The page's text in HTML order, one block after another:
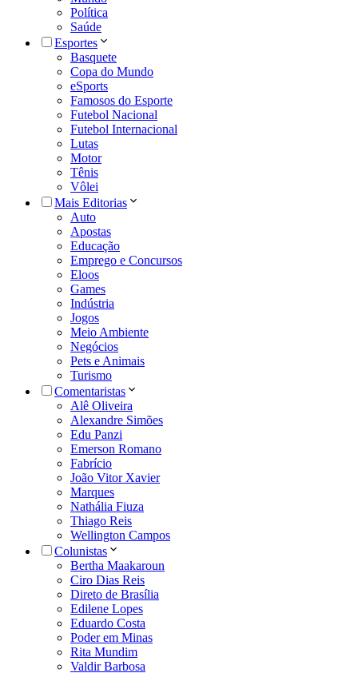
Política
Saúde
Esportes
Basquete
Copa do Mundo
eSports
Famosos do Esporte
Futebol Nacional
Futebol Internacional
Lutas
Motor
Tênis
Vôlei
Mais Editorias
Auto
Apostas
Educação
Emprego e Concursos
Eloos
Games
Indústria
Jogos
Meio Ambiente
Negócios
Pets e Animais
Turismo
Comentaristas
Alê Oliveira
Alexandre Simões
Edu Panzi
Emerson Romano
Fabrício
João Vitor Xavier
Marques
Nathália Fiuza
Thiago Reis
Wellington Campos
Colunistas
Bertha Maakaroun
Ciro Dias Reis
Direto de Brasília
Edilene Lopes
Eduardo Costa
Poder em Minas
Rita Mundim
Valdir Barbosa